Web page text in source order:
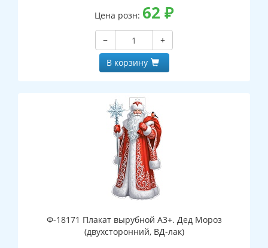
Цена розн: 62 ₽
−
+
В корзину
Ф-18171 Плакат вырубной А3+. Дед Мороз
(двухсторонний, ВД-лак)